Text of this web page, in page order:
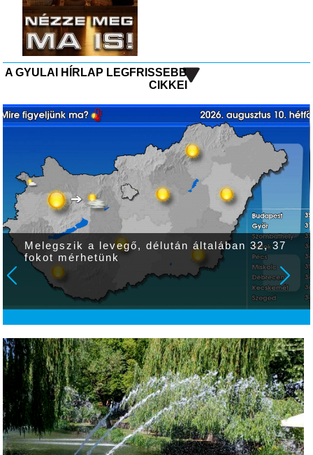
A GYULAI HÍRLAP LEGFRISSEBB
CIKKEI
Melegszik a levegő, délután általában 32, 37
fokot mérhetünk